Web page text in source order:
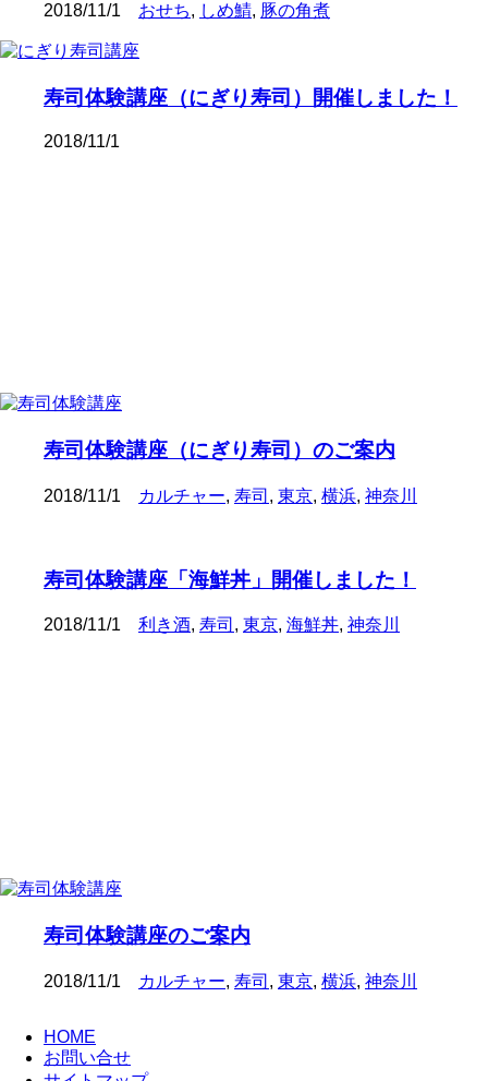
2018/11/1 おせち, しめ鯖, 豚の角煮
寿司体験講座（にぎり寿司）開催しました！
2018/11/1
寿司体験講座（にぎり寿司）のご案内
2018/11/1 カルチャー, 寿司 , 東京, 横浜, 神奈川
寿司体験講座「海鮮丼」開催しました！
2018/11/1 利き酒, 寿司 , 東京, 海鮮丼, 神奈川
寿司体験講座のご案内
2018/11/1 カルチャー, 寿司 , 東京, 横浜, 神奈川
HOME
お問い合せ